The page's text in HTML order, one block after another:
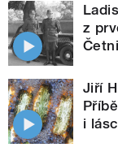
z
Jiří
i